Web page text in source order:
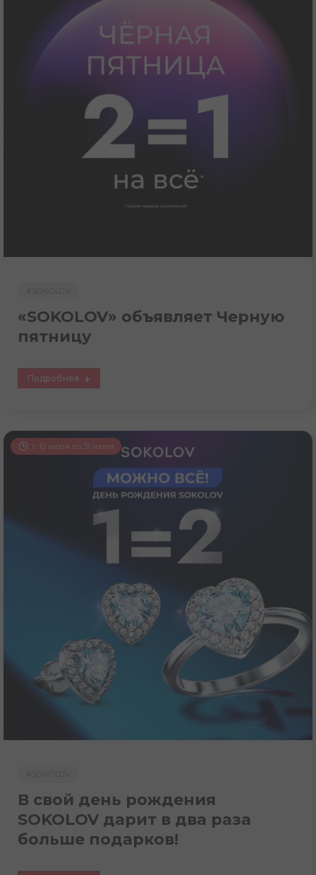
«SOKOLOV» объявляет Черную
пятницу
Подробнее
с 10 июля по 31 июля
В свой день рождения
SOKOLOV дарит в два раза
больше подарков!